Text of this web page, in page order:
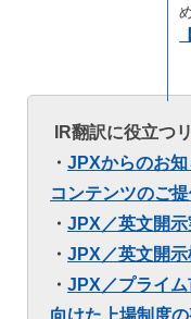
IR翻訳に役立つ
・ JPXからのお
コンテンツのご
・ JPX／英文開
・ JPX／英文開示
・ JPX／プライ